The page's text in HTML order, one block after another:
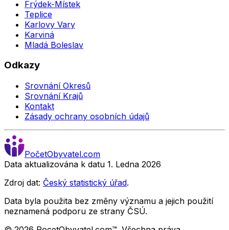
Frýdek-Místek
Teplice
Karlovy Vary
Karviná
Mladá Boleslav
Odkazy
Srovnání Okresů
Srovnání Krajů
Kontakt
Zásady ochrany osobních údajů
PočetObyvatel.com
Data aktualizována k datu 1. Ledna 2026
Zdroj dat: Český statistický úřad.
Data byla použita bez změny významu a jejich použití
neznamená podporu ze strany ČSÚ.